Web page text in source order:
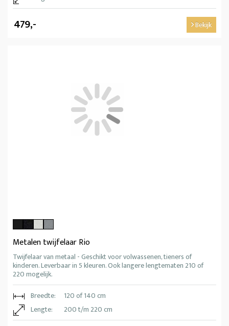
479,- Bekijk
Metalen twijfelaar Rio
Twijfelaar van metaal - Geschikt voor volwassenen, tieners of
kinderen. Leverbaar in 5 kleuren. Ook langere lengtematen 210 of
220 mogelijk.
Breedte:
120 of 140 cm
Lengte:
200 t/m 220 cm